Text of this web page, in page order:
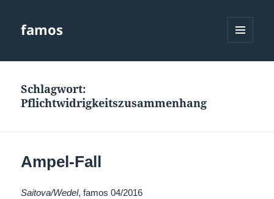
famos
Schlagwort:
Pflichtwidrigkeitszusammenhang
Ampel-Fall
Saitova/Wedel, famos 04/2016